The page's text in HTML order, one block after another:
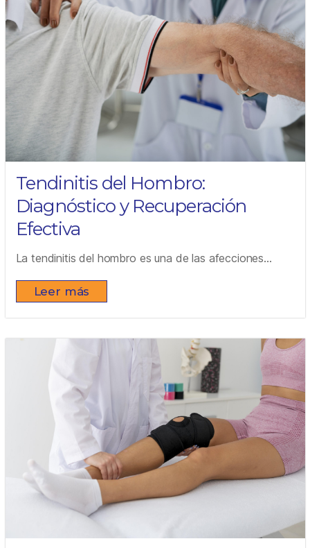
Tendinitis del Hombro:
Diagnóstico y Recuperación
Efectiva
La tendinitis del hombro es una de las afecciones...
Leer más